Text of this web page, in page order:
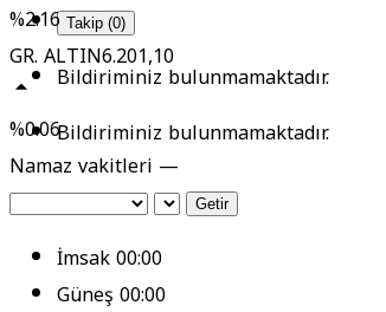
Takip (0)
Bildiriminiz bulunmamaktadır.
Bildiriminiz bulunmamaktadır.
%2.16
GR. ALTIN6.201,10
%0.06
Namaz vakitleri —
Getir
İmsak00:00
Güneş00:00